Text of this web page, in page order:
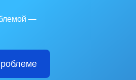
—